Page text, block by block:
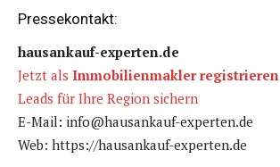
Pressekontakt:
hausankauf-experten.de
Jetzt als Immobilienmakler registrieren
Leads für Ihre Region sichern
E-Mail: info@hausankauf-experten.de
Web: https://hausankauf-experten.de